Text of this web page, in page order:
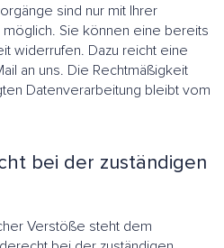
sind nur mit Ihrer
möglich. Sie können eine bereits
widerrufen. Dazu reicht eine
an uns. Die Rechtmäßigkeit
Datenverarbeitung bleibt vom
bei der zuständigen
Verstöße steht dem